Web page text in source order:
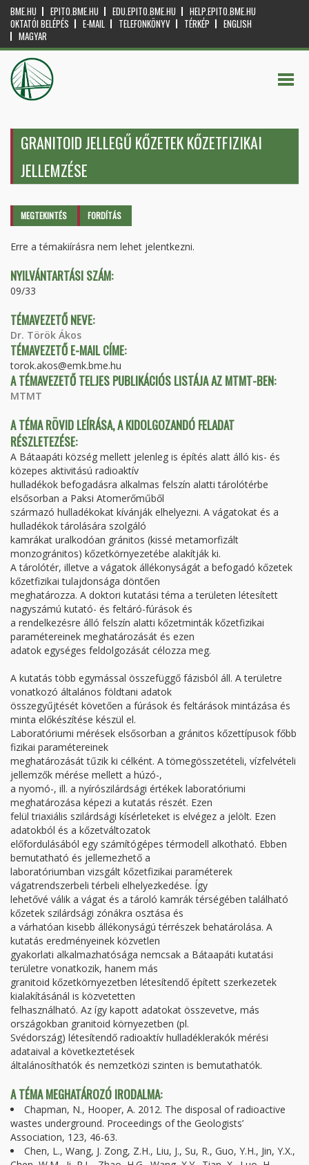
BME.HU EPITO.BME.HU EDU.EPITO.BME.HU
HELP.EPITO.BME.HU
OKTATÓI BELÉPÉS
E-MAIL TELEFONKÖNYV TÉRKÉP
ENGLISH
MAGYAR
GRANITOID JELLEGŰ KŐZETEK KŐZETFIZIKAI
JELLEMZÉSE
Elsődleges fülek
MEGTEKINTÉS (AKTÍVFORDÍTÁS
Erre a témakiírásra nem lehet jelentkezni.
NYILVÁNTARTÁSI SZÁM:
09/33
TÉMAVEZETŐ NEVE:
Dr. Török Ákos
TÉMAVEZETŐ E-MAIL CÍME:
torok.akos@emk.bme.hu
A TÉMAVEZETŐ TELJES PUBLIKÁCIÓS LISTÁJA AZ MTMT-BEN:
MTMT
A TÉMA RÖVID LEÍRÁSA, A KIDOLGOZANDÓ FELADAT
RÉSZLETEZÉSE:
A Bátaapáti község mellett jelenleg is építés alatt álló kis- és
közepes aktivitású radioaktív
hulladékok befogadásra alkalmas felszín alatti tárolótérbe
elsősorban a Paksi Atomerőműből
származó hulladékokat kívánják elhelyezni. A vágatokat és a
hulladékok tárolására szolgáló
kamrákat uralkodóan gránitos (kissé metamorfizált
monzogránitos) kőzetkörnyezetébe alakítják ki.
A tárolótér, illetve a vágatok állékonyságát a befogadó kőzetek
kőzetfizikai tulajdonsága döntően
meghatározza. A doktori kutatási téma a területen létesített
nagyszámú kutató- és feltáró-fúrások és
a rendelkezésre álló felszín alatti kőzetminták kőzetfizikai
paramétereinek meghatározását és ezen
adatok egységes feldolgozását célozza meg.
A kutatás több egymással összefüggő fázisból áll. A területre
vonatkozó általános földtani adatok
összegyűjtését követően a fúrások és feltárások mintázása és
minta előkészítése készül el.
Laboratóriumi mérések elsősorban a gránitos kőzettípusok főbb
fizikai paramétereinek
meghatározását tűzik ki célként. A tömegösszetételi, vízfelvételi
jellemzők mérése mellett a húzó-,
a nyomó-, ill. a nyírószilárdsági értékek laboratóriumi
meghatározása képezi a kutatás részét. Ezen
felül triaxiális szilárdsági kísérleteket is elvégez a jelölt. Ezen
adatokból és a kőzetváltozatok
előfordulásából egy számítógépes térmodell alkotható. Ebben
bemutatható és jellemezhető a
laboratóriumban vizsgált kőzetfizikai paraméterek
vágatrendszerbeli térbeli elhelyezkedése. Így
lehetővé válik a vágat és a tároló kamrák térségében található
kőzetek szilárdsági zónákra osztása és
a várhatóan kisebb állékonyságú térrészek behatárolása. A
kutatás eredményeinek közvetlen
gyakorlati alkalmazhatósága nemcsak a Bátaapáti kutatási
területre vonatkozik, hanem más
granitoid kőzetkörnyezetben létesítendő épített szerkezetek
kialakításánál is közvetetten
felhasználható. Az így kapott adatokat összevetve, más
országokban granitoid környezetben (pl.
Svédország) létesítendő radioaktív hulladéklerakók mérési
adataival a következtetések
általánosíthatók és nemzetközi szinten is bemutathatók.
A TÉMA MEGHATÁROZÓ IRODALMA:
Chapman, N., Hooper, A. 2012. The disposal of radioactive
wastes underground. Proceedings of the Geologists’
Association, 123, 46-63.
Chen, L., Wang, J. Zong, Z.H., Liu, J., Su, R., Guo, Y.H., Jin, Y.X.,